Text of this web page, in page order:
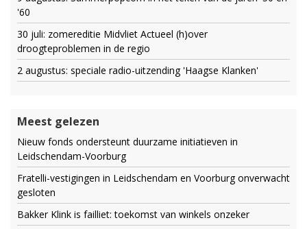
'60
30 juli: zomereditie Midvliet Actueel (h)over
droogteproblemen in de regio
2 augustus: speciale radio-uitzending 'Haagse Klanken'
Meest gelezen
Nieuw fonds ondersteunt duurzame initiatieven in
Leidschendam-Voorburg
Fratelli-vestigingen in Leidschendam en Voorburg onverwacht
gesloten
Bakker Klink is failliet: toekomst van winkels onzeker